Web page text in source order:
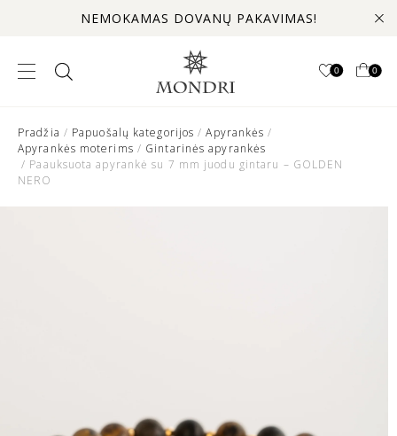
NEMOKAMAS DOVANŲ PAKAVIMAS!
0 0
Pradžia / Papuošalų kategorijos /Apyrankės /
Apyrankės moterims / Gintarinės apyrankės
/ Paauksuota apyrankė su 7 mm juodu gintaru – GOLDEN
NERO